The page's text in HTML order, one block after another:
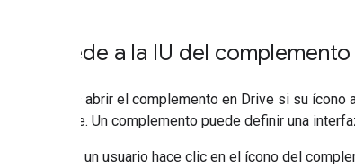
Accede a la IU del
Puedes abrir el complemento en Drive si su
de Drive. Un complemento puede definir una
Si un usuario hace clic en el ícono del